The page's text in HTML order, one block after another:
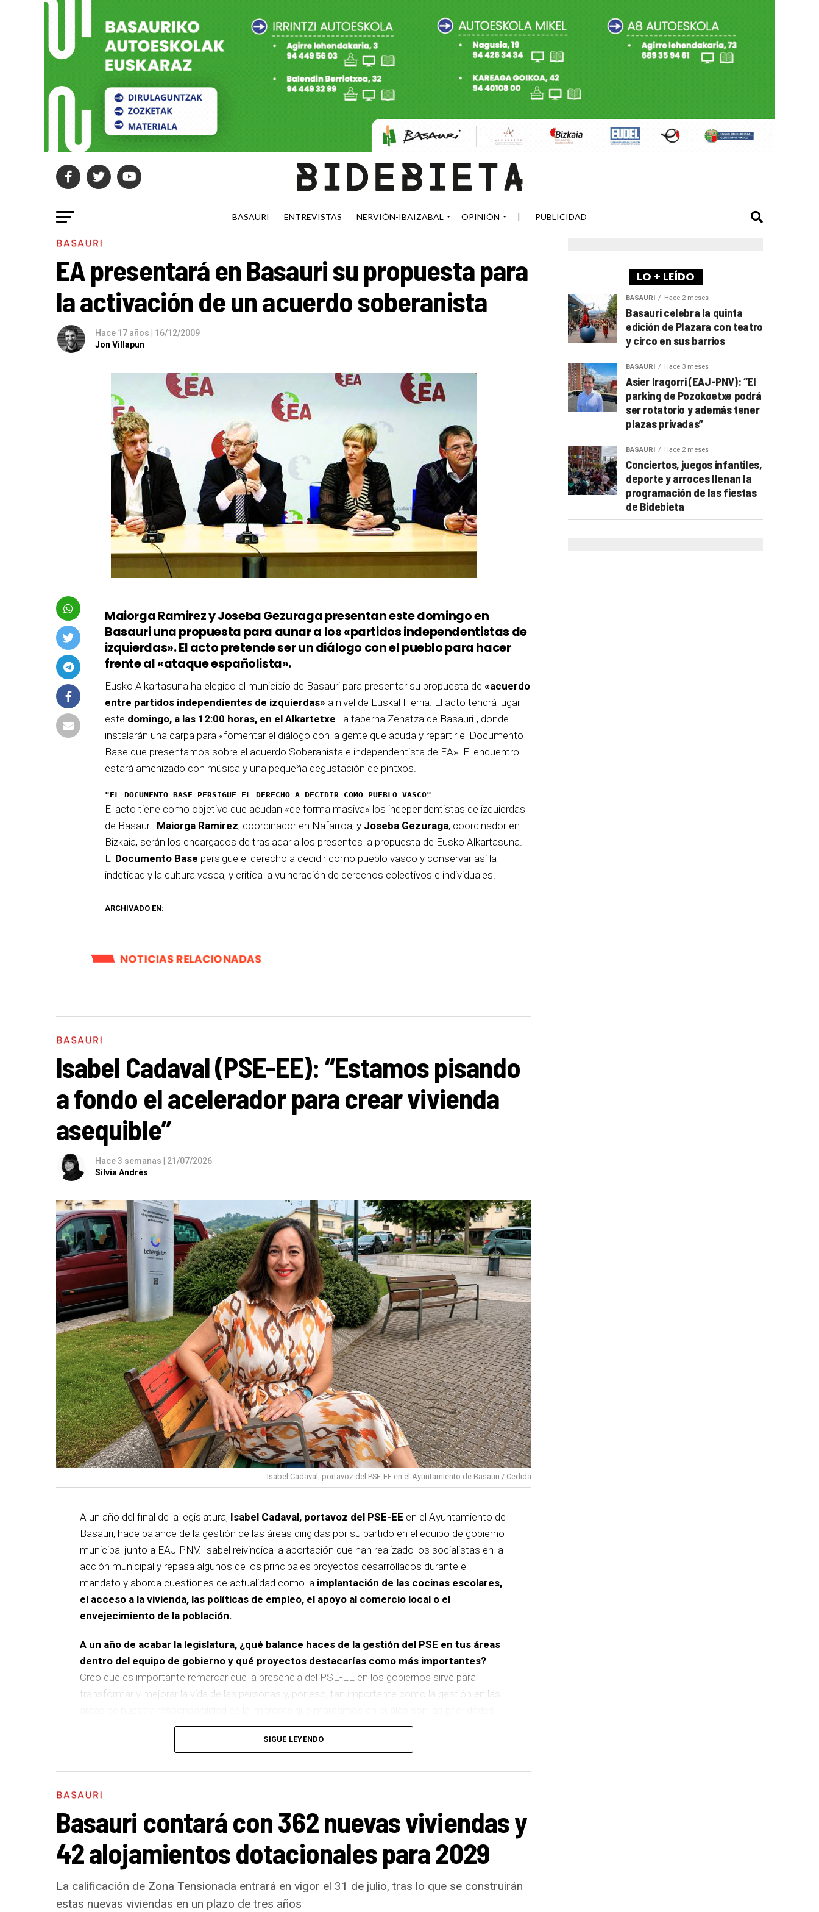
BASAURI ENTREVISTAS NERVIÓN-IBAIZABAL OPINIÓN | PUBLICIDAD
BASAURI
EA presentará en Basauri su propuesta para
la activación de un acuerdo soberanista
Hace 17 años | 16/12/2009
Jon Villapun
Maiorga Ramirez y Joseba Gezuraga presentan este domingo en
Basauri una propuesta para aunar a los «partidos independentistas de
izquierdas». El acto pretende ser un diálogo con el pueblo para hacer
frente al «ataque españolista».
Eusko Alkartasuna ha elegido el municipio de Basauri para presentar su propuesta de «acuerdo
entre partidos independientes de izquierdas» a nivel de Euskal Herria. El acto tendrá lugar
este domingo, a las 12:00 horas, en el Alkartetxe -la taberna Zehatza de Basauri-, donde
instalarán una carpa para «fomentar el diálogo con la gente que acuda y repartir el Documento
Base que presentamos sobre el acuerdo Soberanista e independentista de EA». El encuentro
estará amenizado con música y una pequeña degustación de pintxos.
"EL DOCUMENTO BASE PERSIGUE EL DERECHO A DECIDIR COMO PUEBLO VASCO"
El acto tiene como objetivo que acudan «de forma masiva» los independentistas de izquierdas
de Basauri. Maiorga Ramirez, coordinador en Nafarroa, y Joseba Gezuraga, coordinador en
Bizkaia, serán los encargados de trasladar a los presentes la propuesta de Eusko Alkartasuna.
El Documento Base persigue el derecho a decidir como pueblo vasco y conservar así la
indetidad y la cultura vasca, y critica la vulneración de derechos colectivos e individuales.
ARCHIVADO EN:
NOTICIAS RELACIONADAS
BASAURI
Isabel Cadaval (PSE-EE): “Estamos pisando
a fondo el acelerador para crear vivienda
asequible”
Hace 3 semanas | 21/07/2026
Silvia Andrés
Isabel Cadaval, portavoz del PSE-EE en el Ayuntamiento de Basauri / Cedida
A un año del final de la legislatura, Isabel Cadaval, portavoz del PSE-EE en el Ayuntamiento de
Basauri, hace balance de la gestión de las áreas dirigidas por su partido en el equipo de gobierno
municipal junto a EAJ-PNV. Isabel reivindica la aportación que han realizado los socialistas en la
acción municipal y repasa algunos de los principales proyectos desarrollados durante el
mandato y aborda cuestiones de actualidad como la implantación de las cocinas escolares,
el acceso a la vivienda, las políticas de empleo, el apoyo al comercio local o el
envejecimiento de la población.
A un año de acabar la legislatura, ¿qué balance haces de la gestión del PSE en tus áreas
dentro del equipo de gobierno y qué proyectos destacarías como más importantes?
Creo que es importante remarcar que la presencia del PSE-EE en los gobiernos sirve para
transformar y mejorar la vida de las personas y, por eso, tan importante como la gestión en las
del equipo de gobierno.
En ese sentido, destacaría la construcción decinco ascensores para garantizar la accesibilidad
entre El Kalero y Basozelai. Es una actuación que transformará la movilidad y la accesibilidad de
los vecinos y vecinas de esa zona y que simboliza muy bien el Basauri por el que trabajamos:
En cuanto a nuestras áreas, estos tres años han dado para mucho. En Medio Ambiente
destacaría elimpulso para la creación de huertos urbanos,la elaboración del Plan General de
Actuación Energética, el Plan de Acción contra el Ruido y la instalación de placas fotovoltaicas
en edificios municipales en régimen de autoconsumo, que hacen de Basauri un municipio más
sostenible y preparado para el futuro. En ese sentido, estamos trabajando en acciones de clima
SIGUE LEYENDO
BASAURI
Basauri contará con 362 nuevas viviendas y
42 alojamientos dotacionales para 2029
La calificación de Zona Tensionada entrará en vigor el 31 de julio, tras lo que se construirán
estas nuevas viviendas en un plazo de tres años
LO + LEÍDO
BASAURI Hace 2 meses
Basauri celebra la quinta
edición de Plazara con teatro
y circo en sus barrios
BASAURI Hace 3 meses
Asier Iragorri (EAJ-PNV): “El
parking de Pozokoetxe podrá
ser rotatorio y además tener
plazas privadas”
BASAURI Hace 2 meses
Conciertos, juegos infantiles,
deporte y arroces llenan la
programación de las fiestas
de Bidebieta